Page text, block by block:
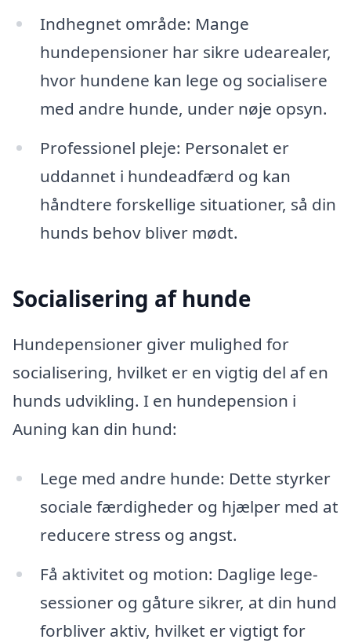
Indhegnet område: Mange
hundepensioner har sikre udearealer,
hvor hundene kan lege og socialisere
med andre hunde, under nøje opsyn.
Professionel pleje: Personalet er
uddannet i hundeadfærd og kan
håndtere forskellige situationer, så din
hunds behov bliver mødt.
Socialisering af hunde
Hundepensioner giver mulighed for
socialisering, hvilket er en vigtig del af en
hunds udvikling. I en hundepension i
Auning kan din hund:
Lege med andre hunde: Dette styrker
sociale færdigheder og hjælper med at
reducere stress og angst.
Få aktivitet og motion: Daglige lege-
sessioner og gåture sikrer, at din hund
forbliver aktiv, hvilket er vigtigt for